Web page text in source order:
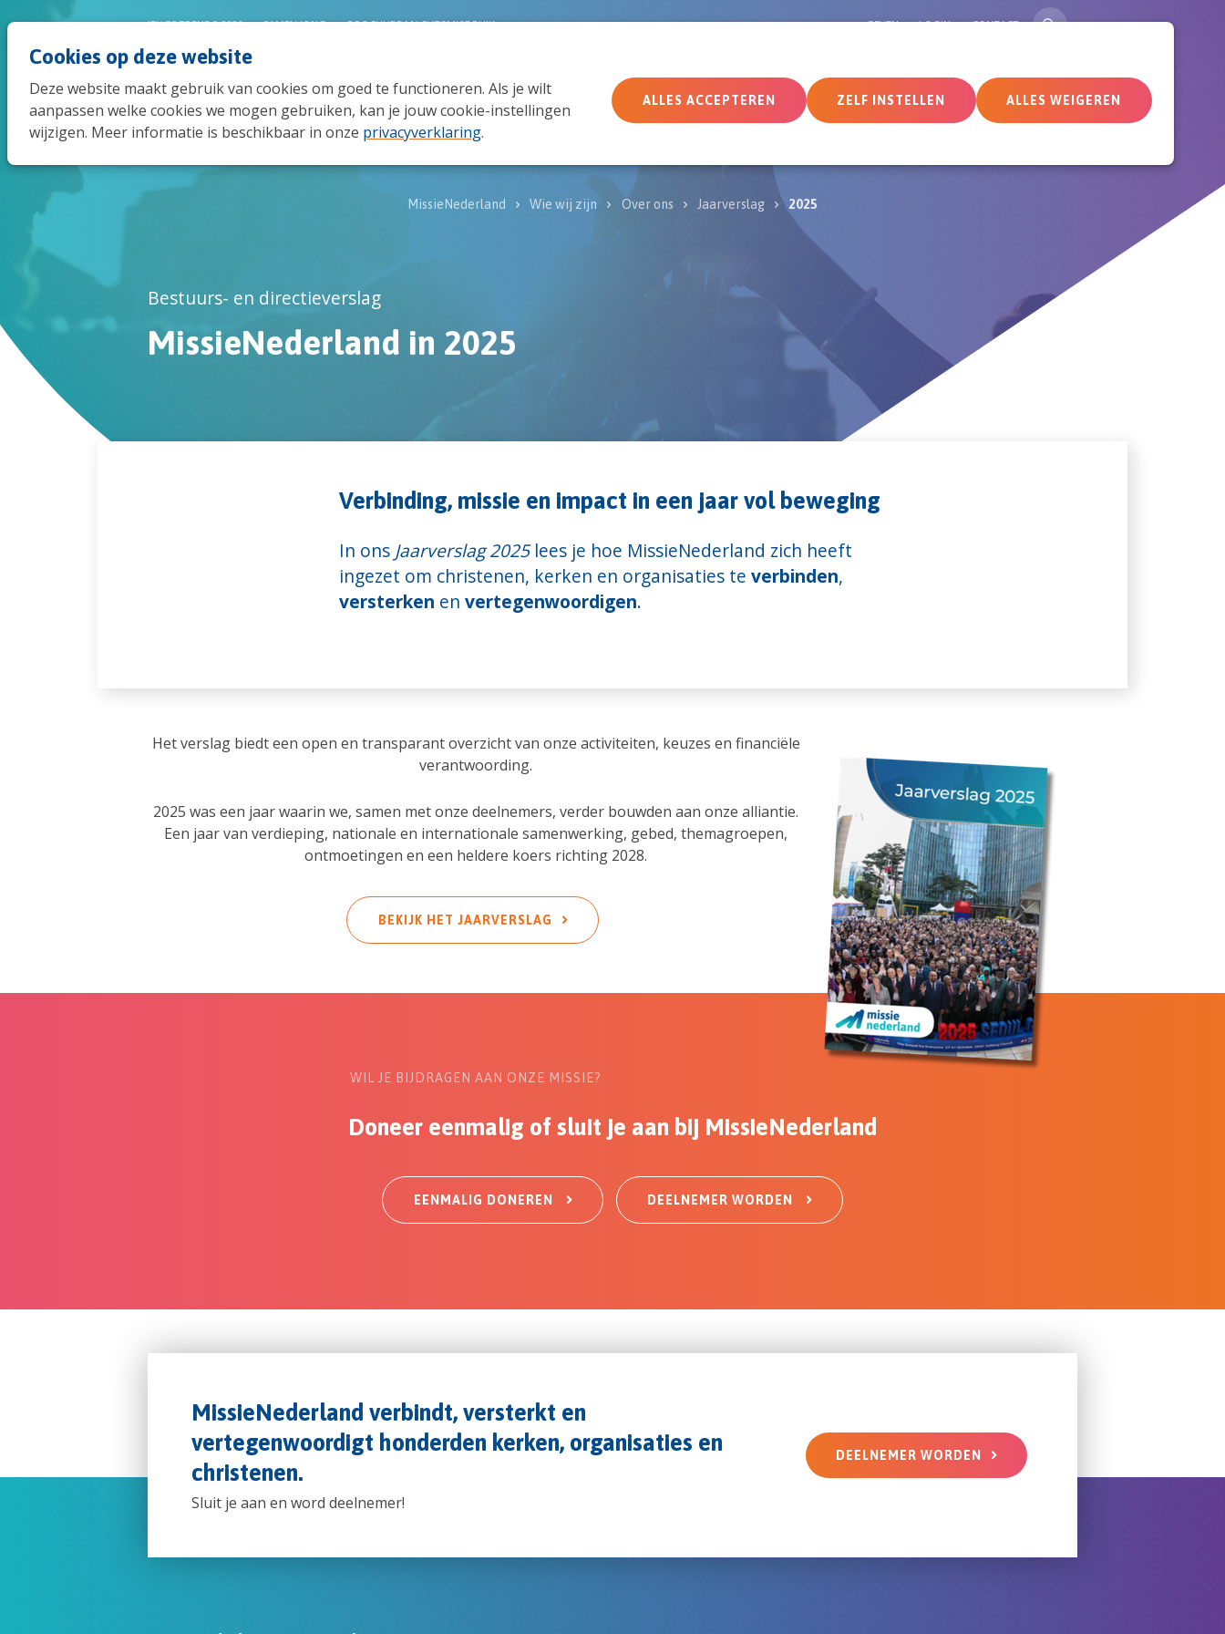
Cookies op deze website
Deze website maakt gebruik van cookies om goed te functioneren. Als je wilt
aanpassen welke cookies we mogen gebruiken, kan je jouw cookie-instellingen
wijzigen. Meer informatie is beschikbaar in onze privacyverklaring.
ALLES ACCEPTEREN ZELF INSTELLEN ALLES WEIGEREN
Wie wij zijn Wat we doen Doe mee Actueel Deelnemersomgeving
JEUGDTRENDS 2026 SAMEN JONG BROCHURE MACHTSMISBRUIK GEVEN LOGIN CONTACT ZOEK
MissieNederland Wie wij zijn Over ons Jaarverslag 2025
Bestuurs- en directieverslag
MissieNederland in 2025
Verbinding, missie en impact in een jaar vol beweging
In ons Jaarverslag 2025lees je hoe MissieNederland zich heeft
ingezet om christenen, kerken en organisaties te verbinden,
versterken en vertegenwoordigen.
Het verslag biedt een open en transparant overzicht van onze activiteiten, keuzes en financiële
verantwoording.
2025 was een jaar waarin we, samen met onze deelnemers, verder bouwden aan onze alliantie.
Een jaar van verdieping, nationale en internationale samenwerking, gebed, themagroepen,
ontmoetingen en een heldere koers richting 2028.
BEKIJK HET JAARVERSLAG
WIL JE BIJDRAGEN AAN ONZE MISSIE?
Doneer eenmalig of sluit je aan bij MissieNederland
EENMALIG DONEREN DEELNEMER WORDEN
MissieNederland verbindt, versterkt en
vertegenwoordigt honderden kerken, organisaties en
christenen.
Sluit je aan en word deelnemer!
DEELNEMER WORDEN